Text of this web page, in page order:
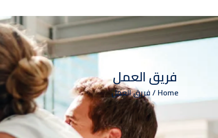
فريق العمل
Home فريق العمل
EN
اتصل بنا
تسجيل الدخول
فتح حساب
الابحاث